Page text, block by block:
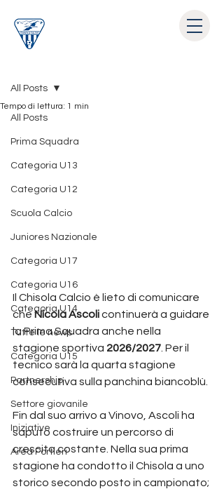
All Posts
Prima Squadra
Categoria U13
Categoria U12
Scuola Calcio
Juniores Nazionale
Categoria U17
Categoria U16
Categoria U14
Tutte le news
Categoria U15
Partnership
Settore giovanile
Iniziative
Area Portieri
All Posts
Tempo di lettura: 1 min
Il Chisola Calcio è lieto di comunicare
che Nicola Ascoli continuerà a guidare
la Prima Squadra anche nella
stagione sportiva 2026/2027 . Per il
tecnico sarà la quarta stagione
consecutiva sulla panchina biancoblù.
Fin dal suo arrivo a Vinovo, Ascoli ha
saputo costruire un percorso di
crescita costante. Nella sua prima
stagione ha condotto il Chisola a uno
storico secondo posto in campionato;